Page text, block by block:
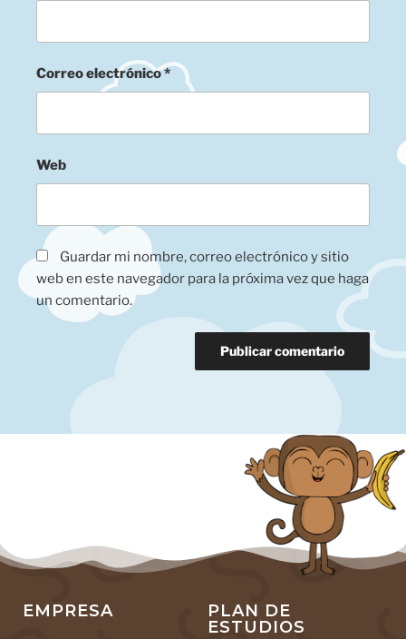
Correo electrónico*
Web
Guardar mi nombre, correo electrónico y sitio
web en este navegador para la próxima vez que haga
un comentario.
EMPRESA
PLAN DE
ESTUDIOS